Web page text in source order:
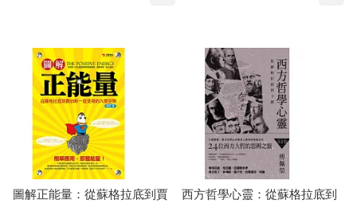
Pascal (viola) / Francescatti
(violin) / Morini (violin) /
Nelsova (cello) / Rabin (violin)
(10CD))
圖解正能量：從蘇格拉底到賈
西方哲學心靈：從蘇格拉底到